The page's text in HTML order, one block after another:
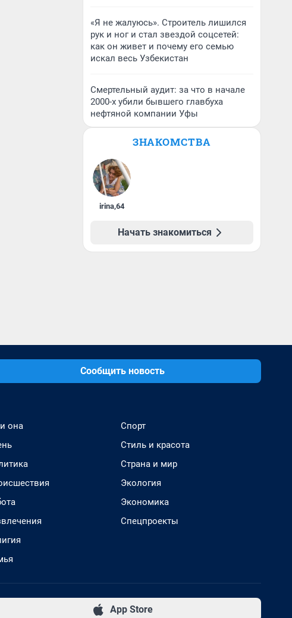
«Я не жалуюсь». Строитель лишился
рук и ног и стал звездой соцсетей:
как он живет и почему его семью
искал весь Узбекистан
Смертельный аудит: за что в начале
2000-х убили бывшего главбуха
нефтяной компании Уфы
ЗНАКОМСТВА
irina,64
Начать знакомиться
Сообщить новость
она
Спорт
Стиль и красота
Страна и мир
Экология
Экономика
Спецпроекты
App Store